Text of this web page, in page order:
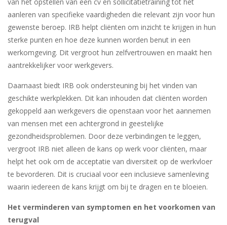
aanleren van specifieke vaardigheden die relevant zijn voor hun
gewenste beroep. IRB helpt cliënten om inzicht te krijgen in hun
sterke punten en hoe deze kunnen worden benut in een
werkomgeving. Dit vergroot hun zelfvertrouwen en maakt hen
aantrekkelijker voor werkgevers.
Daarnaast biedt IRB ook ondersteuning bij het vinden van
geschikte werkplekken. Dit kan inhouden dat cliënten worden
gekoppeld aan werkgevers die openstaan voor het aannemen
van mensen met een achtergrond in geestelijke
gezondheidsproblemen. Door deze verbindingen te leggen,
vergroot IRB niet alleen de kans op werk voor cliënten, maar
helpt het ook om de acceptatie van diversiteit op de werkvloer
te bevorderen. Dit is cruciaal voor een inclusieve samenleving
waarin iedereen de kans krijgt om bij te dragen en te bloeien.
Het verminderen van symptomen en het voorkomen van
terugval